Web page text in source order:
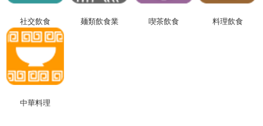
社交飲食 麺類飲食業 喫茶飲食 料理飲食
中華料理